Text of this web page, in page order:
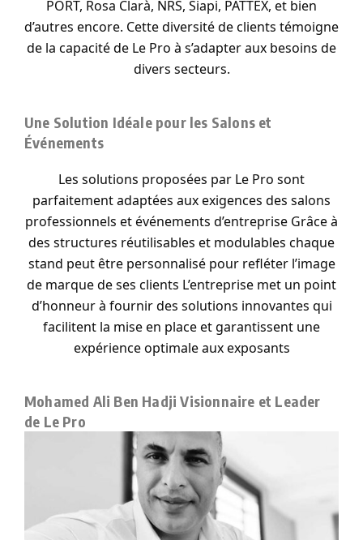
PORT, Rosa Clarà, NRS, Siapi, PATTEX, et bien
d’autres encore. Cette diversité de clients témoigne
de la capacité de Le Pro à s’adapter aux besoins de
divers secteurs.
Une Solution Idéale pour les Salons et
Événements
Les solutions proposées par Le Pro sont
parfaitement adaptées aux exigences des salons
professionnels et événements d’entreprise Grâce à
des structures réutilisables et modulables chaque
stand peut être personnalisé pour refléter l’image
de marque de ses clients L’entreprise met un point
d’honneur à fournir des solutions innovantes qui
facilitent la mise en place et garantissent une
expérience optimale aux exposants
Mohamed Ali Ben Hadji Visionnaire et Leader
de Le Pro